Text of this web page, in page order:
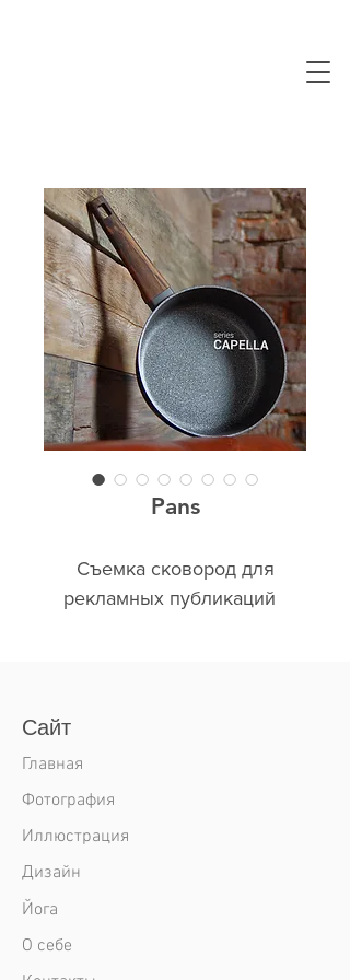
Pans
Съемка сковород для
рекламных публикаций
Сайт
Главная
Фотография
Иллюстрация
Дизайн
Йога
О себе